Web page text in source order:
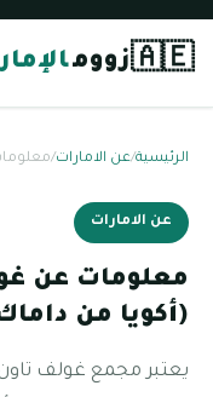
🇦🇪زووم
الرئيسية/عن الامارات/
عن الامارات
معلومات عن
(أكويا من
يعتبر مجمع غولف